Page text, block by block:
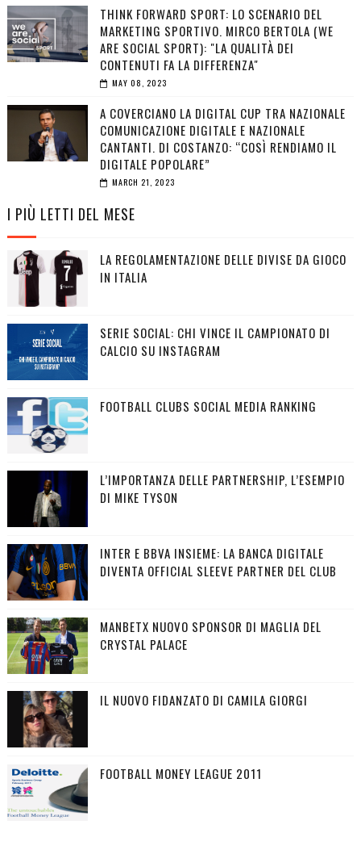
THINK FORWARD SPORT: LO SCENARIO DEL
MARKETING SPORTIVO. MIRCO BERTOLA (WE
ARE SOCIAL SPORT): "LA QUALITÀ DEI
CONTENUTI FA LA DIFFERENZA"
MAY 08, 2023
A COVERCIANO LA DIGITAL CUP TRA NAZIONALE
COMUNICAZIONE DIGITALE E NAZIONALE
CANTANTI. DI COSTANZO: “COSÌ RENDIAMO IL
DIGITALE POPOLARE”
MARCH 21, 2023
I PIÙ LETTI DEL MESE
LA REGOLAMENTAZIONE DELLE DIVISE DA GIOCO
IN ITALIA
SERIE SOCIAL: CHI VINCE IL CAMPIONATO DI
CALCIO SU INSTAGRAM
FOOTBALL CLUBS SOCIAL MEDIA RANKING
L’IMPORTANZA DELLE PARTNERSHIP, L’ESEMPIO
DI MIKE TYSON
INTER E BBVA INSIEME: LA BANCA DIGITALE
DIVENTA OFFICIAL SLEEVE PARTNER DEL CLUB
MANBETX NUOVO SPONSOR DI MAGLIA DEL
CRYSTAL PALACE
IL NUOVO FIDANZATO DI CAMILA GIORGI
FOOTBALL MONEY LEAGUE 2011